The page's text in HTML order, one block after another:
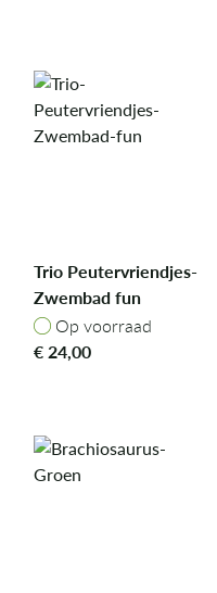
Trio Peutervriendjes-
Zwembad fun
Op voorraad
Op voorraad
€24,00